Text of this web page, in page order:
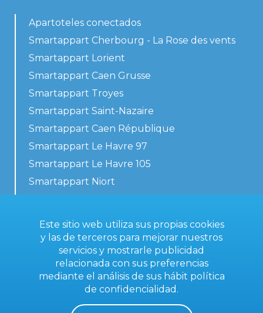
Apartoteles conectados
Smartappart Cherbourg - La Rose des vents
Smartappart Lorient
Smartappart Caen Grusse
Smartappart Troyes
Smartappart Saint-Nazaire
Smartappart Caen République
Smartappart Le Havre 97
Smartappart Le Havre 105
Smartappart Niort
Contacta con nosotros
Condiciones generales
Este sitio web utiliza sus propias cookies
y las de terceros para mejorar nuestros
servicios y mostrarle publicidad
relacionada con sus preferencias
mediante el análisis de sus hábit política
de confidencialidad .